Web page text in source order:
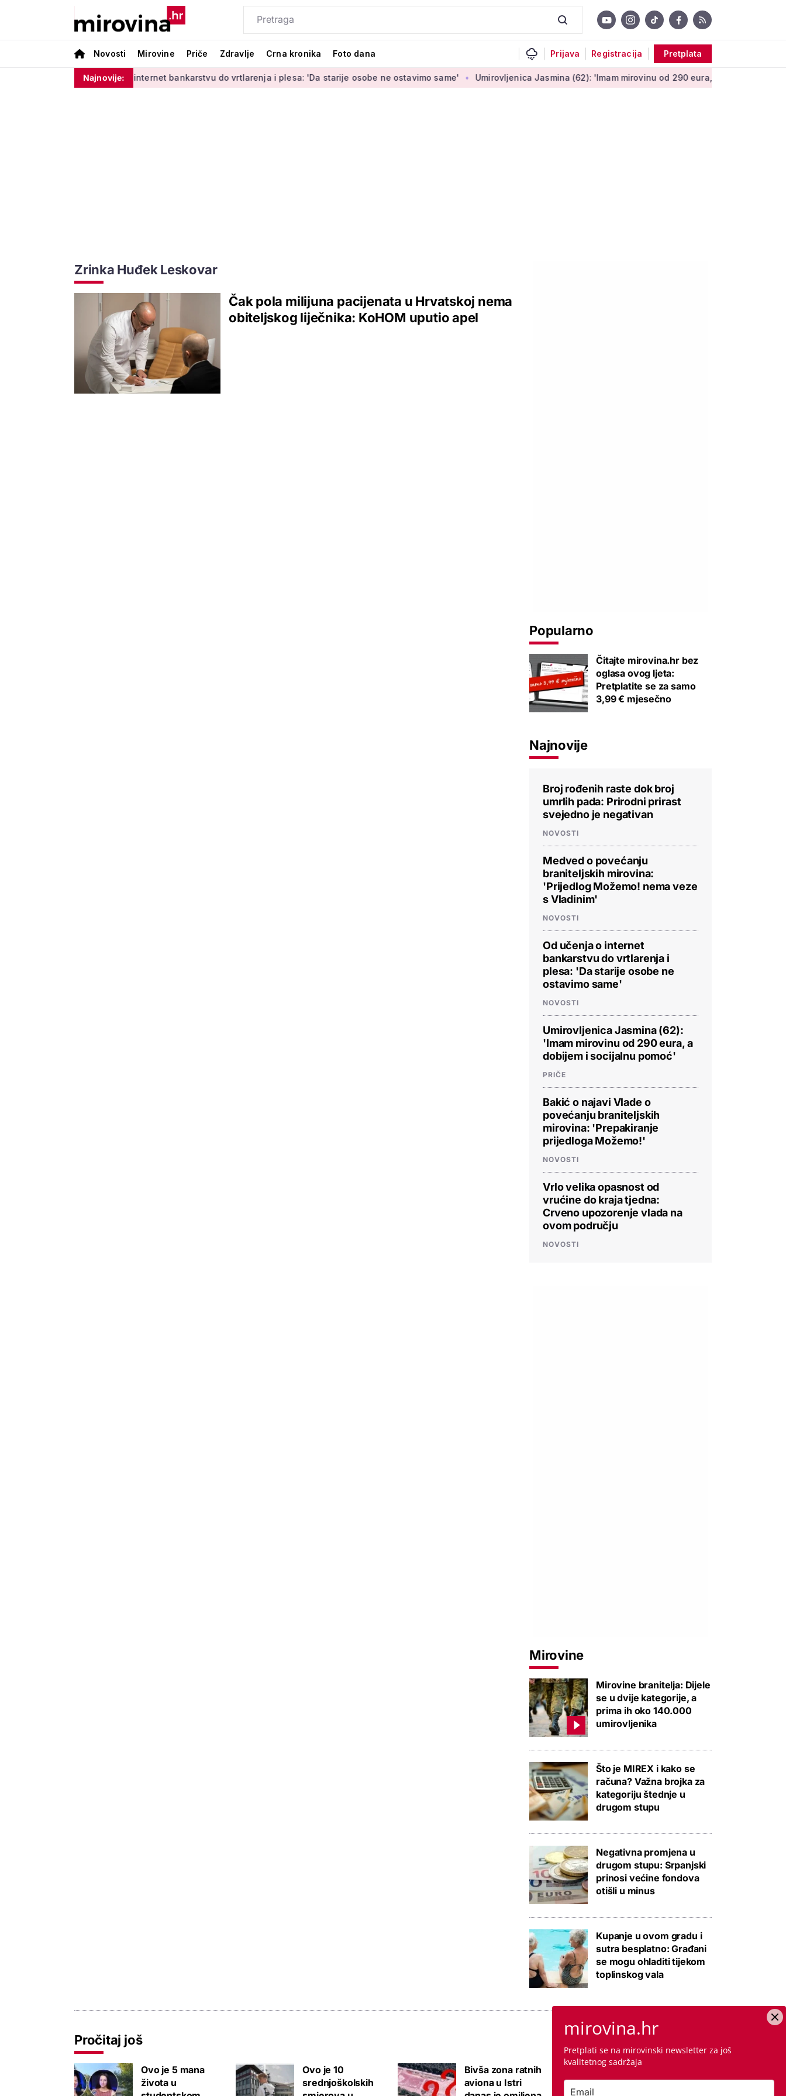
Novosti Mirovine Priče Zdravlje Crna kronika Foto dana Prijava Registracija Pretplata
Najnovije:
Od učenja o internet bankarstvu do vrtlarenja i plesa: 'Da starije osobe ne ostavimo same' Umirovljenica Jasmina (62): 'Imam mirovinu od 290 eura, a dobijem i socijalnu
Zrinka Huđek Leskovar
Čak pola milijuna pacijenata u Hrvatskoj nema
obiteljskog liječnika: KoHOM uputio apel
Popularno
Čitajte mirovina.hr bez
oglasa ovog ljeta:
Pretplatite se za samo
3,99 € mjesečno
Najnovije
Broj rođenih raste dok broj
umrlih pada: Prirodni prirast
svejedno je negativan
NOVOSTI
Medved o povećanju
braniteljskih mirovina:
'Prijedlog Možemo! nema veze
s Vladinim'
NOVOSTI
Od učenja o internet
bankarstvu do vrtlarenja i
plesa: 'Da starije osobe ne
ostavimo same'
NOVOSTI
Umirovljenica Jasmina (62):
'Imam mirovinu od 290 eura, a
dobijem i socijalnu pomoć'
PRIČE
Bakić o najavi Vlade o
povećanju braniteljskih
mirovina: 'Prepakiranje
prijedloga Možemo!'
NOVOSTI
Vrlo velika opasnost od
vrućine do kraja tjedna:
Crveno upozorenje vlada na
ovom području
NOVOSTI
Mirovine
Mirovine branitelja: Dijele
se u dvije kategorije, a
prima ih oko 140.000
umirovljenika
Što je MIREX i kako se
računa? Važna brojka za
kategoriju štednje u
drugom stupu
Negativna promjena u
drugom stupu: Srpanjski
prinosi većine fondova
otišli u minus
Kupanje u ovom gradu i
sutra besplatno: Građani
se mogu ohladiti tijekom
toplinskog vala
Pročitaj još
Ovo je 5 mana
života u
Ovo je 10
srednjoškolskih
Bivša zona ratnih
aviona u Istri
Raspisana dva
mega natječaja za
mirovina.hr
Pretplati se na mirovinski newsletter za još
kvalitetnog sadržaja